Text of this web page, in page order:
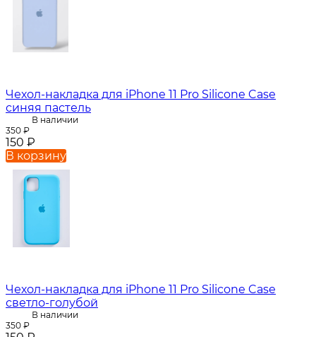
Чехол-накладка для iPhone 11 Pro Silicone Case
синяя пастель
В наличии
350 ₽
150 ₽
В корзину
Чехол-накладка для iPhone 11 Pro Silicone Case
светло-голубой
В наличии
350 ₽